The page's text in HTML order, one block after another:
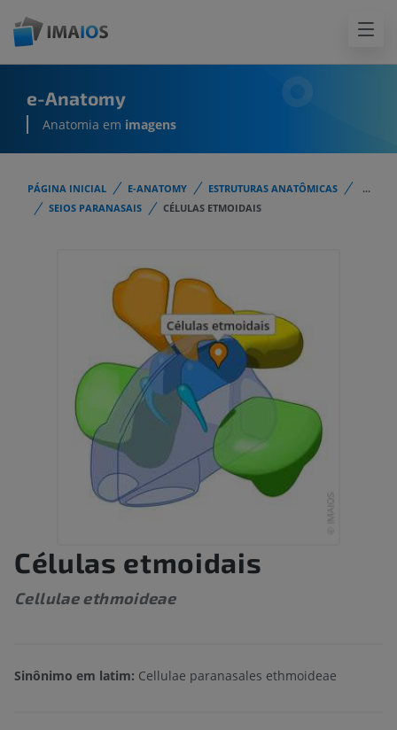
e-Anatomy
Anatomia em imagens
PÁGINA INICIAL E-ANATOMY ESTRUTURAS ANATÔMICAS
...
SEIOS PARANASAIS
CÉLULAS ETMOIDAIS
Células etmoidais
Cellulae ethmoideae
Sinônimo em latim: Cellulae paranasales ethmoideae